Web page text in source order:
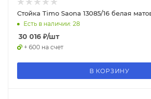
Стойка Timo Saona 13085/16 белая
Есть в наличии: 28
30 016 ₽/шт
+ 600 на счет
В КОРЗИНУ